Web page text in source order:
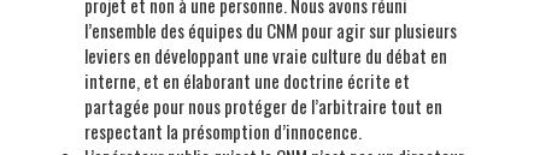
l’ensemble des équipes du CNM pour agir sur plusieurs
leviers en développant une vraie culture du débat en
interne, et en élaborant une doctrine écrite et
partagée pour nous protéger de l’arbitraire tout en
respectant la présomption d’innocence.